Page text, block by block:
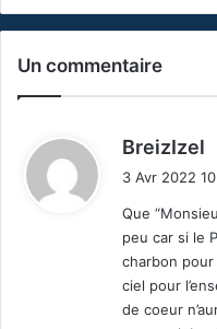
Un commentaire
BreizIzel
3 Avr 2022
Que
peu car si le
charbon
ciel pour
de coeur